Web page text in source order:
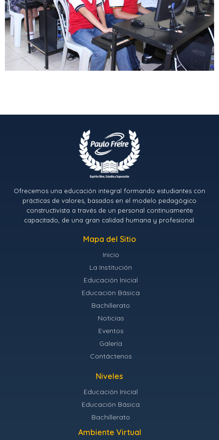
Ofrecemos una educación integral formando estudiantes con
prácticas de valores, basados en el modelo pedagógico
constructivista a través de un personal continuamente
capacitado, de una gran calidad humana y profesional.
Mapa del Sitio
Inicio
La Institución
Educación Inicial
Educación Básica
Bachillerato
Noticias
Eventos
Galería
Contáctenos
Niveles
Educación Inicial
Educación Básica
Bachillerato
Ambiente Virtual